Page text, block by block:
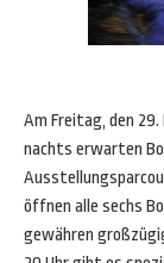
Am Freitag, den 29.
nachts erwarten
öffnen alle sechs
gewähren